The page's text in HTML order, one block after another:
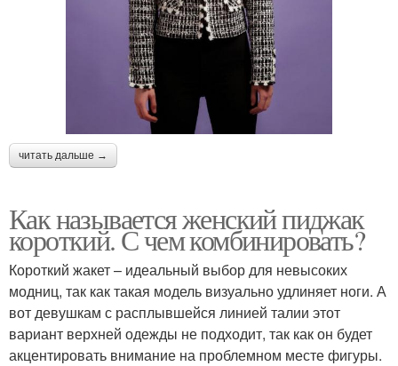
читать дальше →
Как называется женский пиджак
короткий. С чем комбинировать?
Короткий жакет – идеальный выбор для невысоких
модниц, так как такая модель визуально удлиняет ноги. А
вот девушкам с расплывшейся линией талии этот
вариант верхней одежды не подходит, так как он будет
акцентировать внимание на проблемном месте фигуры.